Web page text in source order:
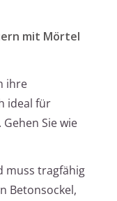
mit Mörtel
ihre
ideal für
Sie wie
muss tragfähig
Betonsockel,